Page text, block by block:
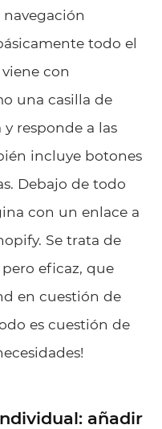
todo el
con
una casilla de
responde a las
incluye botones
Debajo de todo
con un enlace a
Se trata de
eficaz, que
en cuestión de
es cuestión de
añadir